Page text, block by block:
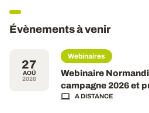
Évènements à venir
27
AOÛ
2026
Webinaires
Webinaire
campagne 2026 et
A DISTANCE